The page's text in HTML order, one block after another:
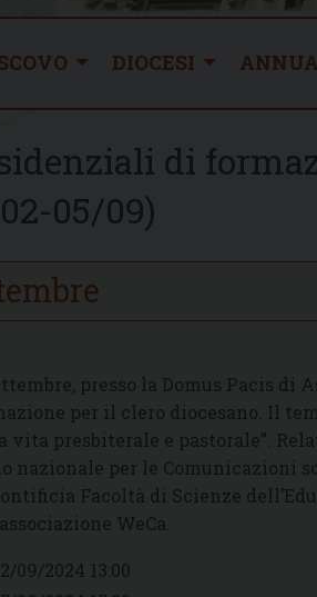
DIOCESI
di
05/09)
presso la Domus Pacis di
per il clero diocesano. Il
vita presbiterale e pastorale”.
nazionale per le Comunicazioni
Facoltà di Scienze
WeCa.
09/2024 13:00